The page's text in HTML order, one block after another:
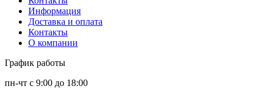
Информация
Доставка и оплата
Контакты
О компании
График работы
пн-чт с 9:00 до 18:00